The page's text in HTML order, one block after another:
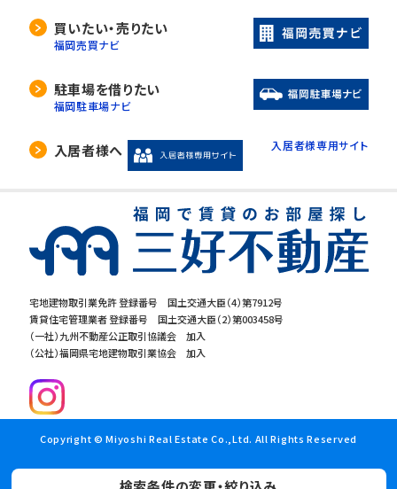
宅地建物取引業免許 登録番号 国土交通大臣（4）第7912号
賃貸住宅管理業者 登録番号 国土交通大臣（2）第003458号
（一社）九州不動産公正取引協議会 加入
（公社）福岡県宅地建物取引業協会 加入
買いたい・売りたい
福岡売買ナビ
駐車場を借りたい
福岡駐車場ナビ
入居者様へ 入居者様専用サイト
Copyright © Miyoshi Real Estate Co.,Ltd. All Rights Reserved